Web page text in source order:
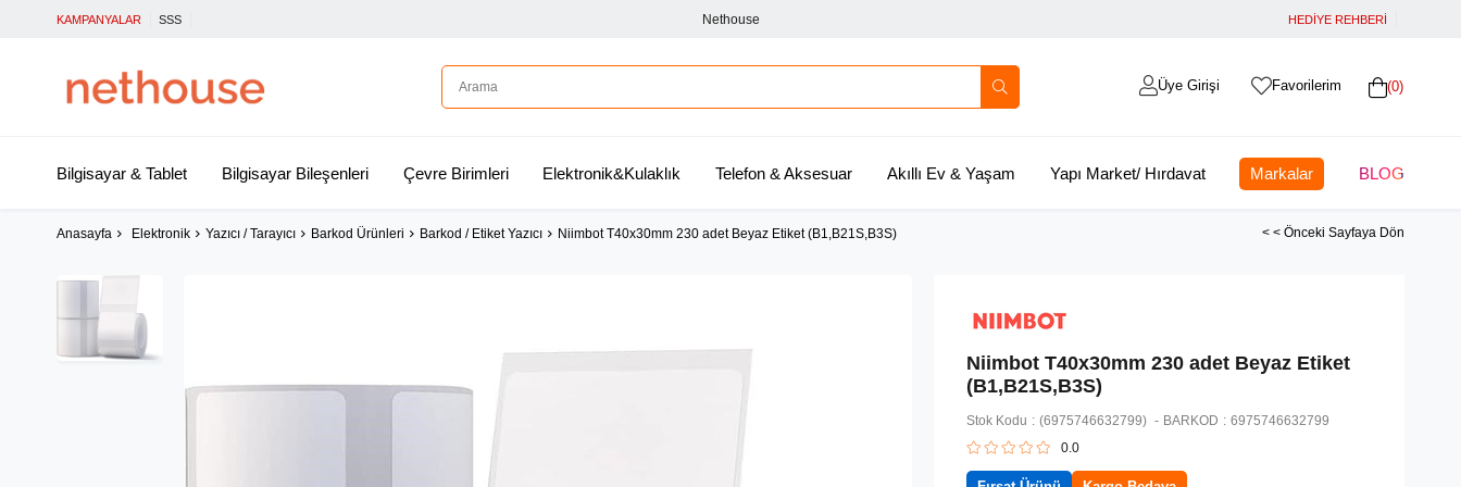
KAMPANYALAR SSS Nethouse HEDİYE REHBERİ
0
Favorilerim
Üye Girişi
Bilgisayar & Tablet Bilgisayar Bileşenleri Çevre Birimleri Elektronik&Kulaklık Telefon & Aksesuar Akıllı Ev & Yaşam Yapı Market/ Hırdavat Markalar BLOG
Anasayfa Elektronik Yazıcı / Tarayıcı Barkod Ürünleri Barkod / Etiket Yazıcı Niimbot T40x30mm 230 adet Beyaz Etiket (B1,B21S,B3S) < < Önceki Sayfaya Dön
Niimbot T40x30mm 230 adet Beyaz Etiket
(B1,B21S,B3S)
Stok Kodu (6975746632799) BARKOD : 6975746632799
0.0